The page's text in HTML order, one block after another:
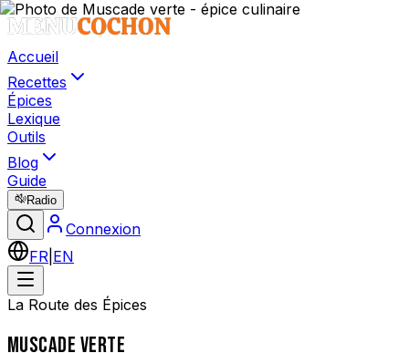
Accueil
Recettes
Épices
Lexique
Outils
Blog
Guide
Radio
Connexion
FR EN
La Route des Épices
MUSCADE VERTE